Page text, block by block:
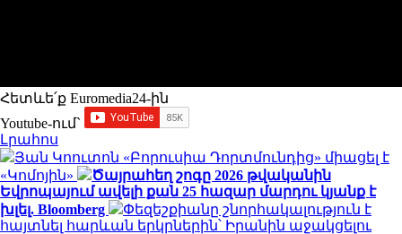
Հետևե՛ք Euromedia24-ին
Youtube-ում`
Լրահոս
Յան Կոուտոն «Բորուսիա Դորտմունդից» միացել է
«Կոմոյին»
Ծայրահեղ շոգը 2026 թվականին
Եվրոպայում ավելի քան 25 հազար մարդու կյանք է
խլել. Bloomberg
Փեզեշքիանը շնորհակալություն է
հայտնել հարևան երկրներին՝ Իրանին աջակցելու